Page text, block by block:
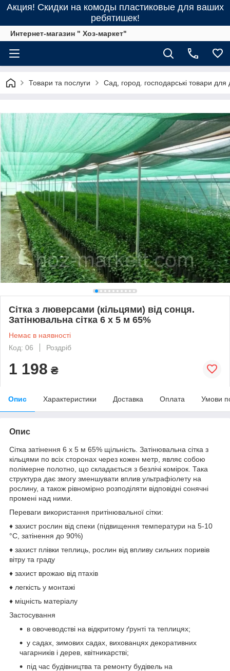
Акция! Скидки на комоды пластиковые для ваших
ребятишек!
Интернет-магазин " Хоз-маркет"
Товари та послуги Сад, город. господарські товари для
Сітка з люверсами (кільцями) від сонця.
Затінювальна сітка 6 х 5 м 65%
Немає в наявності
Код: 06
Роздріб
1 198 ₴
Опис Характеристики Доставка Оплата Умови
Опис
Сітка затінення 6 х 5 м 65% щільність. Затінювальна сітка з
кільцями по всіх сторонах через кожен метр, являє собою
полімерне полотно, що складається з безлічі комірок. Така
структура дає змогу зменшувати вплив ультрафіолету на
рослину, а також рівномірно розподіляти відповідні сонячні
промені над ними.
Переваги використання притінювальної сітки:
♦ захист рослин від спеки (підвищення температури на 5-10
°C, затінення до 90%)
♦ захист плівки теплиць, рослин від впливу сильних поривів
вітру та граду
♦ захист врожаю від птахів
♦ легкість у монтажі
♦ міцність матеріалу
Застосування
в овочеводстві на відкритому ґрунті та теплицях;
у садах, зимових садах, вихованцях декоративних
чагарників і дерев, квітникарстві;
під час будівництва та ремонту будівель на